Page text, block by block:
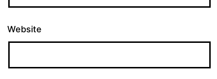
Website